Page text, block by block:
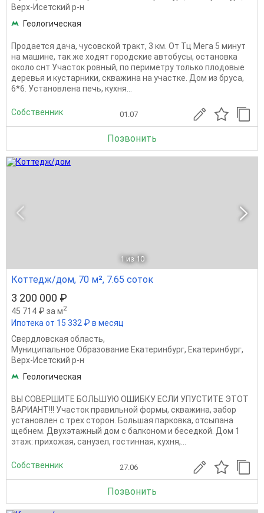
Верх-Исетский р-н
Геологическая
Продается дача, чусовской тракт, 3 км. От Тц Мега 5 минут
на машине, так же ходят городские автобусы, остановка
около снт Участок ровный, по периметру только плодовые
деревья и кустарники, скважина на участке. Дом из бруса,
6*6. Установлена печь, кухня...
Собственник 01.07
Позвонить
1 из 10
Коттедж/дом, 70 м², 7.65 соток
3 200 000 ₽
45 714 ₽ за м2
Ипотека от 15 332 ₽ в месяц
Свердловская область,
Муниципальное Образование Екатеринбург, Екатеринбург,
Верх-Исетский р-н
Геологическая
ВЫ СОВЕРШИТЕ БОЛЬШУЮ ОШИБКУ ЕСЛИ УПУСТИТЕ ЭТОТ
ВАРИАНТ!!! Участок правильной формы, скважина, забор
установлен с трех сторон. Большая парковка, отсыпана
щебнем. Двухэтажный дом с балконом и беседкой. Дом 1
этаж: прихожая, санузел, гостинная, кухня,...
Собственник 27.06
Позвонить